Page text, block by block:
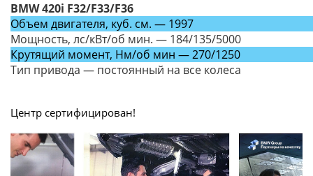
BMW 420i F32/F33/F36
Объем двигателя, куб. см. — 1997
Мощность, лс/кВт/об мин. — 184/135/5000
Крутящий момент, Нм/об мин — 270/1250
Тип привода — постоянный на все колеса
Центр сертифицирован!